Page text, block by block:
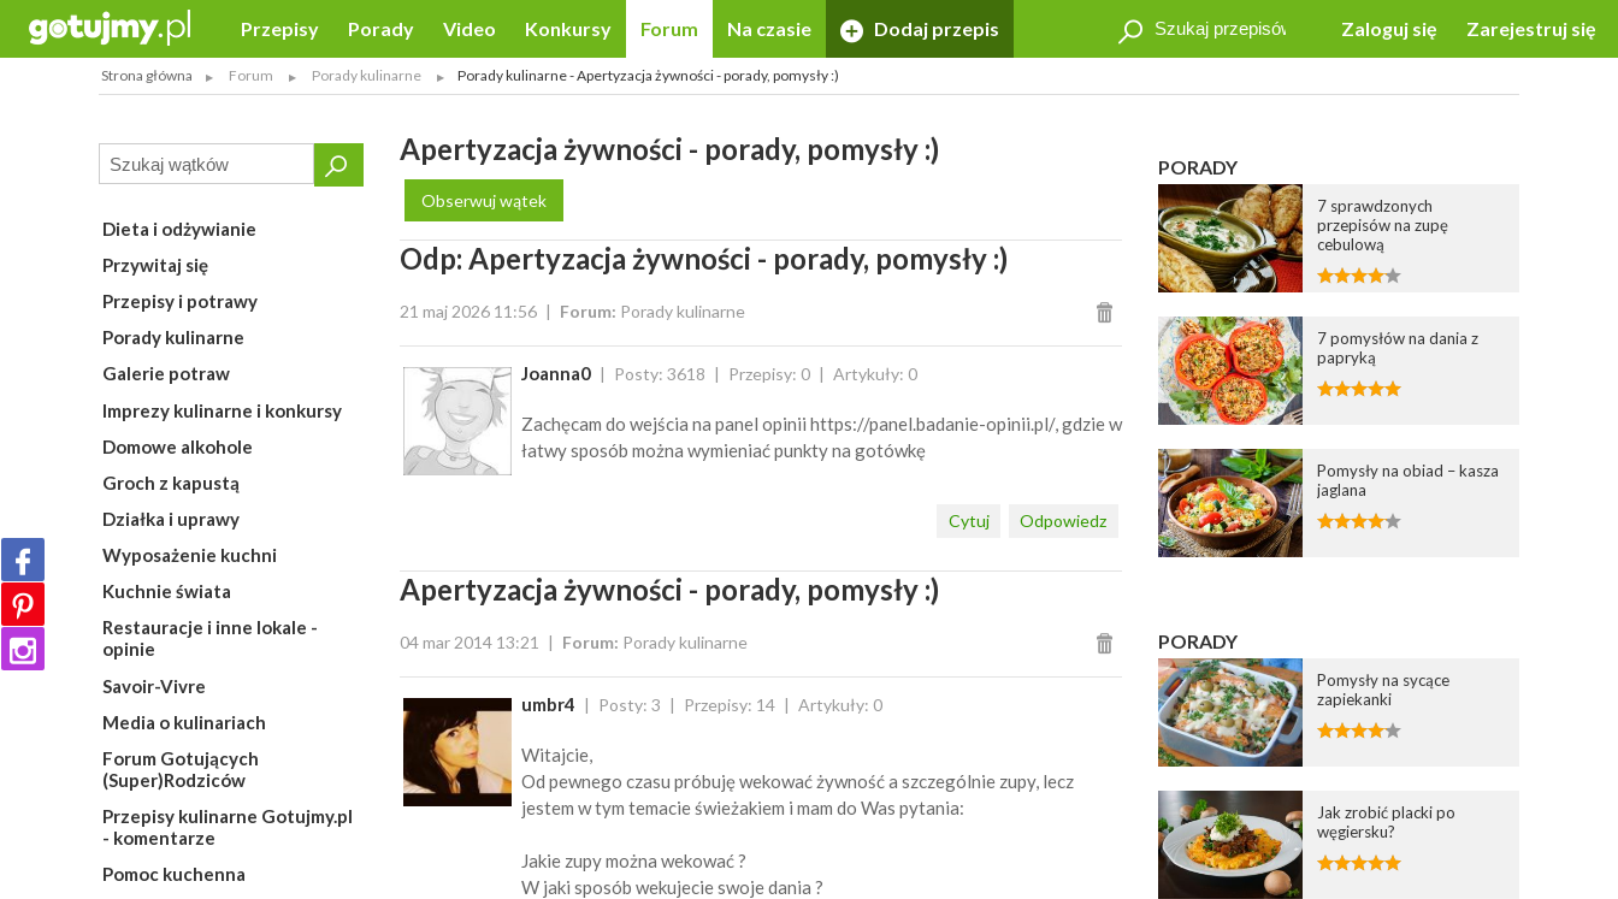
Zaloguj się Zarejestruj się
Przepisy Porady Video Konkursy Forum Na czasie Dodaj przepis
Strona główna Forum Porady kulinarne Porady kulinarne - Apertyzacja żywności - porady, pomysły :)
Dieta i odżywianie
Przywitaj się
Przepisy i potrawy
Porady kulinarne
Galerie potraw
Imprezy kulinarne i konkursy
Domowe alkohole
Groch z kapustą
Działka i uprawy
Wyposażenie kuchni
Kuchnie świata
Restauracje i inne lokale -
opinie
Savoir-Vivre
Media o kulinariach
Forum Gotujących
(Super)Rodziców
Przepisy kulinarne Gotujmy.pl
- komentarze
Pomoc kuchenna
Apertyzacja żywności - porady, pomysły :)
Obserwuj wątek
Odp: Apertyzacja żywności - porady, pomysły :)
21 maj 2026 11:56 Forum: Porady kulinarne
Joanna0 Posty: 3618 Przepisy: 0 Artykuły: 0
Zachęcam do wejścia na panel opinii https://panel.badanie-opinii.pl/, gdzie w
łatwy sposób można wymieniać punkty na gotówkę
Odpowiedz
Cytuj
Apertyzacja żywności - porady, pomysły :)
04 mar 2014 13:21 Forum: Porady kulinarne
umbr4 Posty: 3 Przepisy: 14 Artykuły: 0
Witajcie,
Od pewnego czasu próbuję wekować żywność a szczególnie zupy, lecz
jestem w tym temacie świeżakiem i mam do Was pytania:
Jakie zupy można wekować ?
W jaki sposób wekujecie swoje dania ?
PORADY
7 sprawdzonych
przepisów na zupę
cebulową
7 pomysłów na dania z
papryką
Pomysły na obiad – kasza
jaglana
PORADY
Pomysły na sycące
zapiekanki
Jak zrobić placki po
węgiersku?